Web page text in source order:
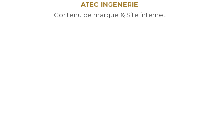
ATEC INGENERIE
Contenu de marque & Site internet